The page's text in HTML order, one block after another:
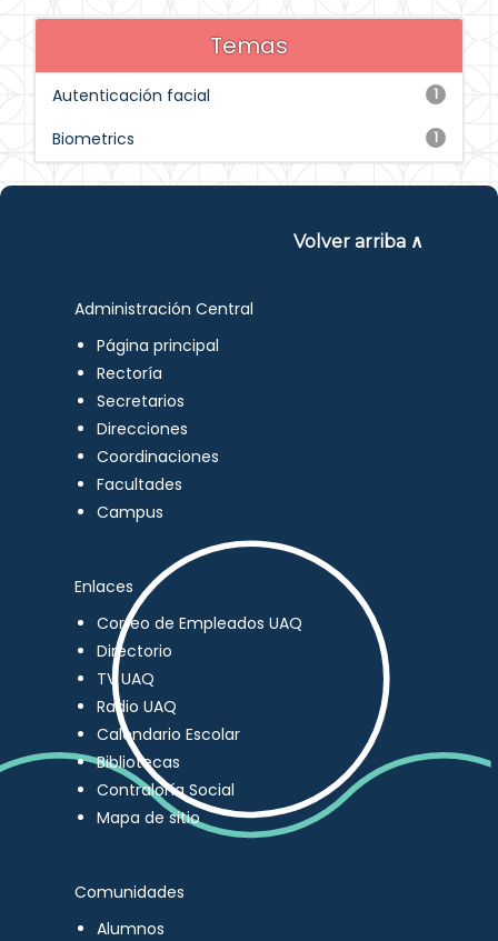
Temas
1
Autenticación facial
1
Biometrics
Volver arriba ∧
Administración Central
Página principal
Rectoría
Secretarios
Direcciones
Coordinaciones
Facultades
Campus
Enlaces
Correo de Empleados UAQ
Directorio
TV UAQ
Radio UAQ
Calendario Escolar
Bibliotecas
Contraloría Social
Mapa de sitio
Comunidades
Alumnos